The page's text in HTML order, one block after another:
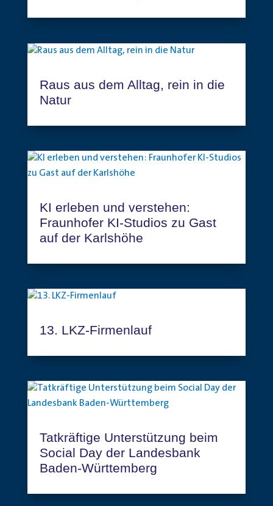
Raus aus dem Alltag, rein in die
Natur
KI erleben und verstehen:
Fraunhofer KI-Studios zu Gast
auf der Karlshöhe
13. LKZ-Firmenlauf
Tatkräftige Unterstützung beim
Social Day der Landesbank
Baden-Württemberg